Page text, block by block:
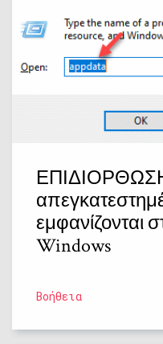
εμφανίζονται
Windows
Βοήθεια